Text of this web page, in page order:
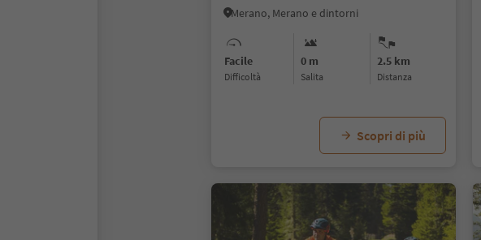
Merano, Merano e dintorni
Facile
Difficoltà
0 m
Salita
2.5 km
distanza
Scopri di più